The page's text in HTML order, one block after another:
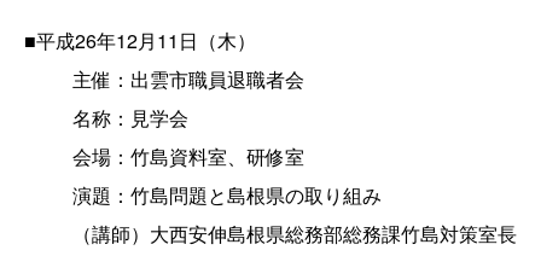
■平成26年12月11日（木）
主催：出雲市職員退職者会
名称：見学会
会場：竹島資料室、研修室
演題：竹島問題と島根県の取り組み
（講師）大西安伸島根県総務部総務課竹島対策室長